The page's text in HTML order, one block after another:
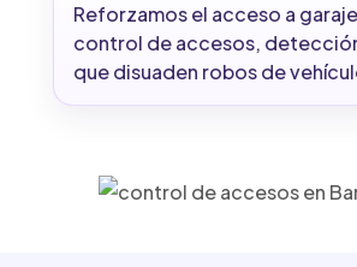
Reforzamos el acceso a
control de accesos,
que disuaden robos de